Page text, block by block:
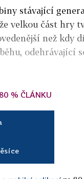
stávající
velkou část hry
než kdy
odehrávající
% ČLÁNKU